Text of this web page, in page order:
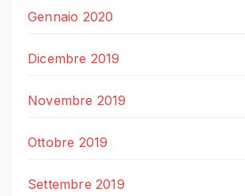
Gennaio 2020
Dicembre 2019
Novembre 2019
Ottobre 2019
Settembre 2019